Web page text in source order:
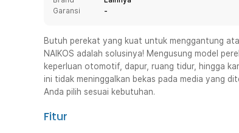
Toko Tangerang
Toko Cikupa
Pick n Go Jakarta Barat
Pick n Go Bekasi
Senin
Garansi
-
Butuh perekat yang kuat untuk menggantung
NAIKOS adalah solusinya! Mengusung model
keperluan otomotif, dapur, ruang tidur, hingga
ini tidak meninggalkan bekas pada media yang
Anda pilih sesuai kebutuhan.
Fitur